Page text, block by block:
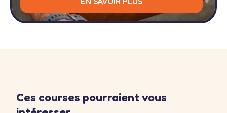
Ces courses pourraient vous